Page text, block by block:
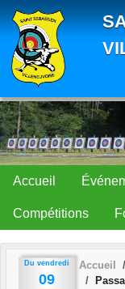
Accueil
Compétitions
Du vendredi
09
Accueil
Panneau de gestion